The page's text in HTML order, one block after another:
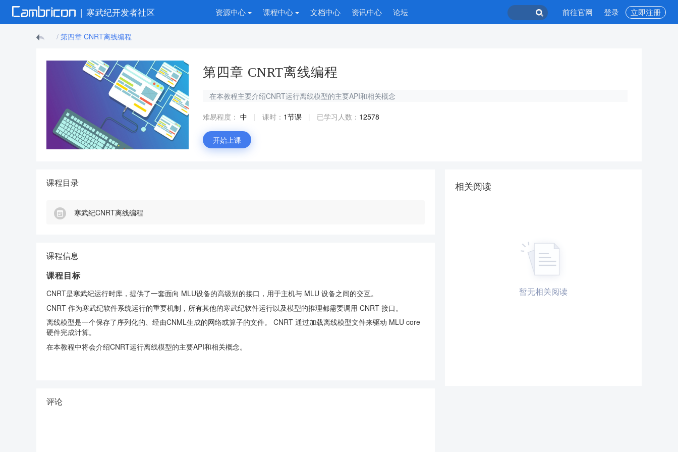
| 寒武纪开发者社区 资源中心 课程中心 文档中心 资讯中心 论坛 前往官网 登录 立即注册
/ 第四章 CNRT离线编程
第四章 CNRT离线编程
在本教程主要介绍CNRT运行离线模型的主要API和相关概念
难易程度： 中 | 课时： 1节课 | 已学习人数： 12578
开始上课
课程目录
寒武纪CNRT离线编程
课程信息
课程目标
CNRT是寒武纪运行时库，提供了一套面向 MLU设备的高级别的接口，用于主机与 MLU 设备之间的交互。
CNRT 作为寒武纪软件系统运行的重要机制，所有其他的寒武纪软件运行以及模型的推理都需要调用 CNRT 接口。
离线模型是一个保存了序列化的、经由CNML生成的网络或算子的文件。 CNRT 通过加载离线模型文件来驱动 MLU core
硬件完成计算。
在本教程中将会介绍CNRT运行离线模型的主要API和相关概念。
评论
相关阅读
暂无相关阅读